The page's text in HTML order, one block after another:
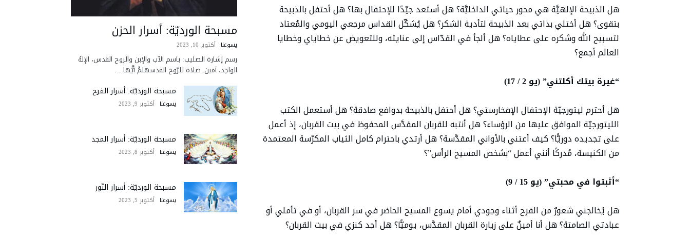
هل الذبيحة الإلهيَّة هي محور حياتي الداخليَّة؟ هل أستعد جيّدًا للإحتفال بها؟ هل أحتفل بالذبيحة
بتقوى؟ هل أختلي بذاتي بعد الذبيحة لتأدية الشكر؟ هل يُشكّل القداس مرجعي اليومي والمُعتاد
لتسبيح الله وشكره على عطاياه؟ هل ألجأ في القدّاس إلى عنايته، وللتعويض عن خطاياي وخطايا
العالم أجمع؟
“غيرة بيتك أكلتني” (يو 2 / 17)
هل أحترم ليتورجيّة الإحتفال الإفخارستي؟ هل أحتفل بالذبيحة بدوافع صادقة؟ هل أستعمل الكتب
الليتورجيّة الموافق عليها من الرؤساء؟ هل أنتبه للقربان المقدَّس المحفوظ في بيت القربان، إذ أعمل
على تجديده دوريًّا؟ كيف أعتني بالأواني المقدَّسة؟ هل أرتدي باحترام كامل الثياب المكرّسة المعتمدة
من الكنيسة، مُدركًا أنني أعمل “بشخص المسيح الرأس”؟
“أثبتوا في محبتي” (يو 15 / 9)
هل يُخالجني شعورٌ من الفرح أثناء وجودي أمام يسوع المسيح الحاضر في سر القربان، أو في تأملي أو
عبادتي الصامتة؟ هل أنا أمينٌ على زيارة القربان المقدَّس، يوميًّا؟ هل أجد كنزي في بيت القربان؟
مسبحة الورديّة: أسرار الحزن
يسوعنا أكتوبر 10, 2023
رسم إشارة الصليب: باسم الآب والإبن والروح القدس، الإلهُ
الواحِد، آمين. صلاة للرّوح القدسهلمَّ أيُّها …
مسبحة الورديّة: أسرار الفرح
يسوعنا أكتوبر 9, 2023
مسبحة الورديّة: أسرار المجد
يسوعنا أكتوبر 8, 2023
مسبحة الورديّة: أسرار النّور
يسوعنا أكتوبر 5, 2023